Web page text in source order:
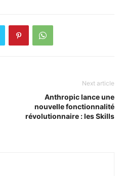
Next article
Anthropic lance une
nouvelle fonctionnalité
révolutionnaire : les Skills